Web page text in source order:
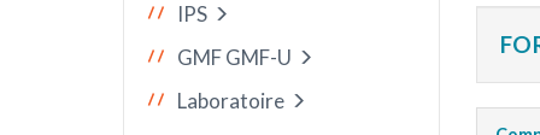
IPS
GMF GMF-U
Laboratoire